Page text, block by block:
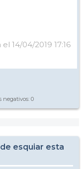
14/04/2019 17:16
negativos: 0
esquiar esta